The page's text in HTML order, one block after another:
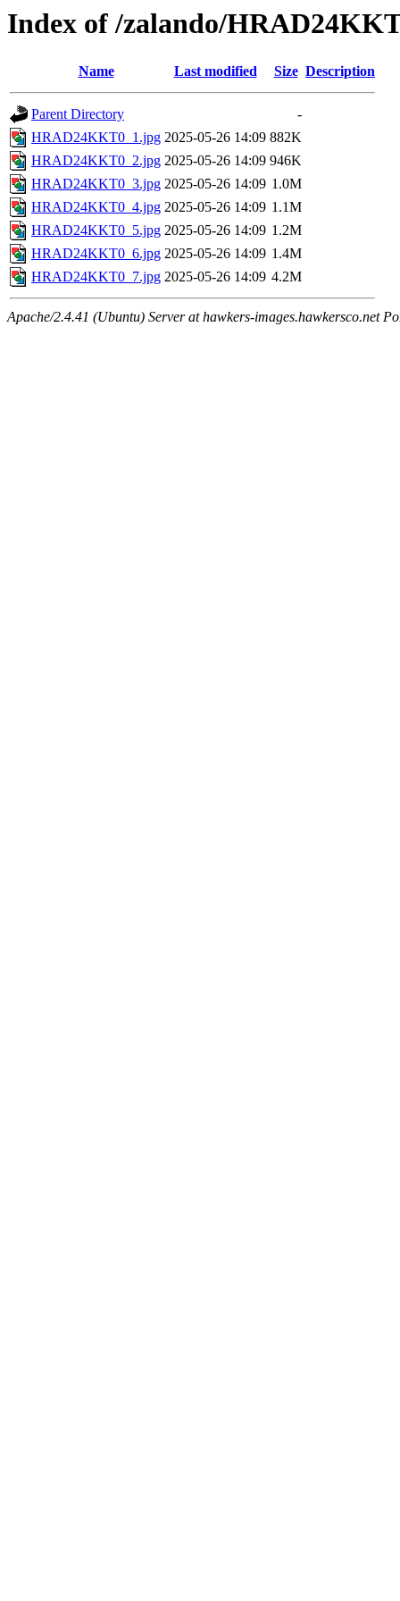
Index of /zalando/
Name Last modified Size Description
Parent Directory
-
HRAD24KKT0_1.jpg 2025-05-26 14:09 882K
HRAD24KKT0_2.jpg 2025-05-26 14:09 946K
HRAD24KKT0_3.jpg 2025-05-26 14:09 1.0M
HRAD24KKT0_4.jpg 2025-05-26 14:09 1.1M
HRAD24KKT0_5.jpg 2025-05-26 14:09 1.2M
HRAD24KKT0_6.jpg 2025-05-26 14:09 1.4M
HRAD24KKT0_7.jpg 2025-05-26 14:09 4.2M
Apache/2.4.41 (Ubuntu) Server at hawkers-images.hawkersco.net